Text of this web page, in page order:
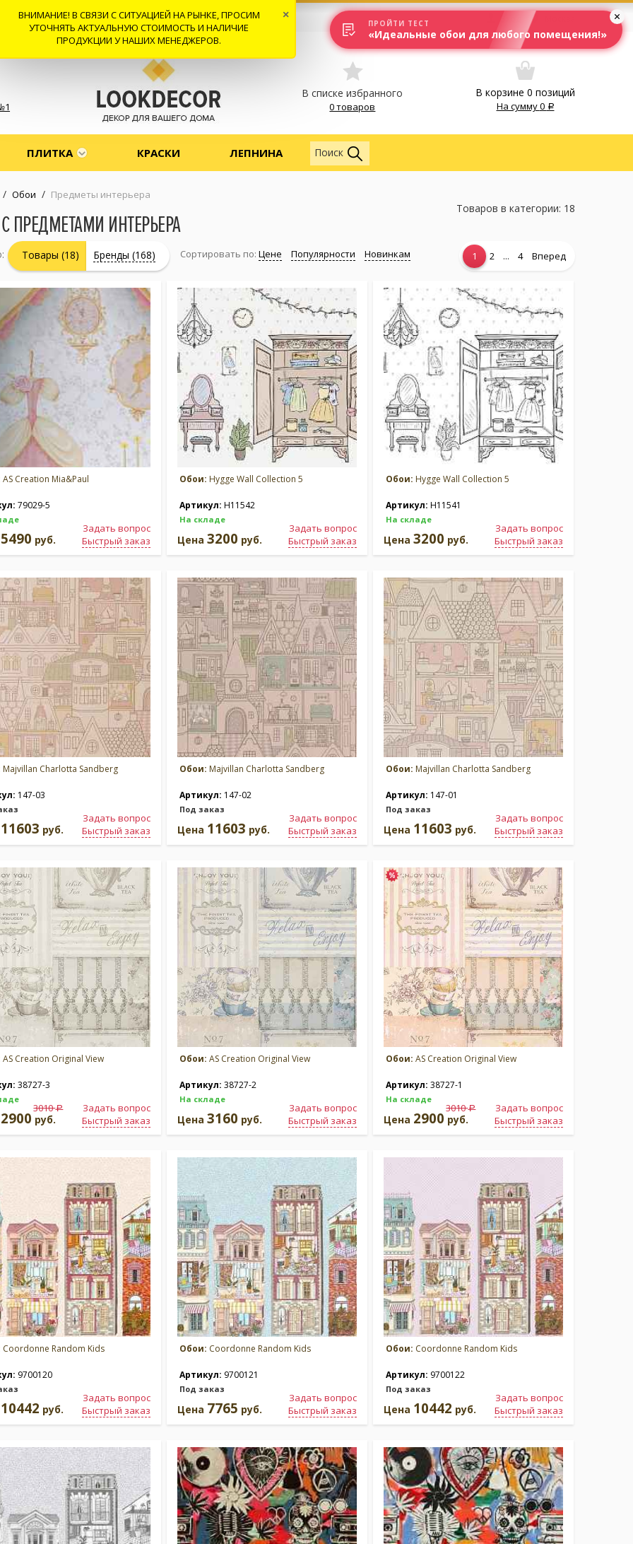
ДОСТАВКА СОТРУДНИЧЕСТВО КОНТАКТЫ ОТЗЫВЫ
В списке избранного
0 товаров
В корзине 0 позиций
На сумму0
ПЛИТКА КРАСКИ ЛЕПНИНА Обои
Поиск
/ Обои / Предметы интерьера
ПРЕДМЕТАМИ ИНТЕРЬЕРА
Товаров в категории: 18
Сортировать по: Цене Популярности Новинкам 1 2 ... 4 Вперед
Товары (18) Бренды (168)
AS Creation Mia&Paul
79029-5
Задать вопрос
Быстрый заказ
5490 руб.
Обои: Hygge Wall Collection 5
Артикул: H11542
На складе
Задать вопрос
Быстрый заказ
Цена 3200 руб.
Обои: Hygge Wall Collection 5
Артикул: H11541
На складе
Задать вопрос
Быстрый заказ
Цена 3200 руб.
Majvillan Charlotta Sandberg
147-03
Задать вопрос
Быстрый заказ
11603 руб.
Обои: Majvillan Charlotta Sandberg
Артикул: 147-02
Под заказ
Задать вопрос
Быстрый заказ
Цена 11603 руб.
Обои: Majvillan Charlotta Sandberg
Артикул: 147-01
Под заказ
Задать вопрос
Быстрый заказ
Цена 11603 руб.
AS Creation Original View
38727-3
Задать вопрос
Быстрый заказ
2900 руб.
3010a
Обои: AS Creation Original View
Артикул: 38727-2
На складе
Задать вопрос
Быстрый заказ
Цена 3160 руб.
Обои: AS Creation Original View
Артикул: 38727-1
На складе
Задать вопрос
Быстрый заказ
Цена 2900 руб.
3010a
Coordonne Random Kids
9700120
Задать вопрос
Быстрый заказ
10442 руб.
Обои: Coordonne Random Kids
Артикул: 9700121
Под заказ
Задать вопрос
Быстрый заказ
Цена 7765 руб.
Обои: Coordonne Random Kids
Артикул: 9700122
Под заказ
Задать вопрос
Быстрый заказ
Цена 10442 руб.
ВНИМАНИЕ! В СВЯЗИ С СИТУАЦИЕЙ НА РЫНКЕ, ПРОСИМ
УТОЧНЯТЬ АКТУАЛЬНУЮ СТОИМОСТЬ И НАЛИЧИЕ
ПРОДУКЦИИ У НАШИХ МЕНЕДЖЕРОВ.
×
ПРОЙТИ ТЕСТ
«Идеальные обои для любого помещения!»